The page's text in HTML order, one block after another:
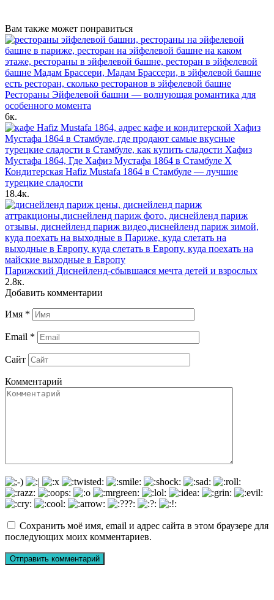
Вам также может понравиться
Рестораны Эйфелевой башни — волнующая романтика для
особенного момента
6к.
Кондитерская Hafiz Mustafa 1864 в Стамбуле — лучшие
турецкие сладости
18.4к.
Парижский Диснейленд-сбывшаяся мечта детей и взрослых
2.8к.
Добавить комментарии
Имя *
Email *
Сайт
Комментарий
Сохранить моё имя, email и адрес сайта в этом браузере для
последующих моих комментариев.